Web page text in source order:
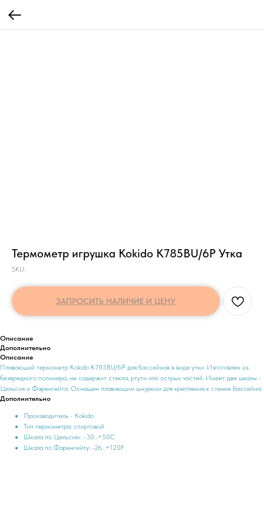
Термометр игрушка Kokido K785BU/6P Утка
SKU:
ЗАПРОСИТЬ НАЛИЧИЕ И ЦЕНУ
Описание
Дополнительно
Описание
Плавающий термометр Kokido K785BU/6P для бассейнов в виде утки. Изготовлен из
безвредного полимера, не содержит стекла, ртути или острых частей. Имеет две шкалы -
Цельсия и Фаренгейта. Оснащен плавающим шнурком для крепления к стенке бассейна.
Дополнительно
Производитель - Kokido
Тип термометра: спиртовой
Шкала по Цельсию: -30...+50С
Шкала по Фаренгейту: -26...+120F